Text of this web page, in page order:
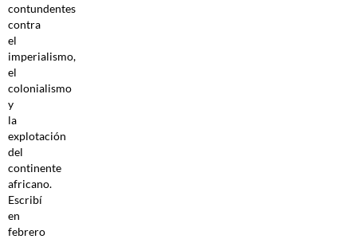
contundentes
contra
el
imperialismo,
el
colonialismo
y
la
explotación
del
continente
africano.
Escribí
en
febrero